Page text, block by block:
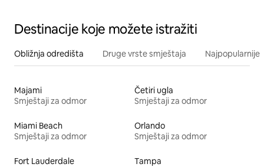
Destinacije koje možete istražiti
Obližnja odredišta Druge vrste smještaja Najpopularnije
Majami
Smještaji za odmor
Četiri ugla
Smještaji za odmor
Miami Beach
Smještaji za odmor
Orlando
Smještaji za odmor
Fort Lauderdale
Tampa